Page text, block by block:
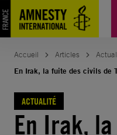
Aller
au
contenu
Accueil Articles
En Irak, la fuite des civils de
ACTUALITÉ
En Irak,